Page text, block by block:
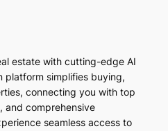
estate with cutting-edge AI
platform simplifies buying,
connecting you with top
and comprehensive
seamless access to